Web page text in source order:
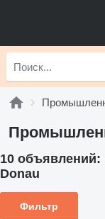
10 объявлений:
Donau
Фильтр